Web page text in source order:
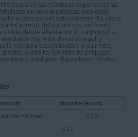
en las máquinas expendedoras
en las vías públicas, debiendo
el tiempo del estacionamiento, dicho
parte interior del parabrisas, de forma
visible desde el exterior. El pago podrá
mediante moneda de curso legal, y
la máquina expendedora lo permita,
crédito o débito, tarjetas de prepago,
o mediante dispositivos móviles.
Importe (euros)
mínima)
0,20
0,25